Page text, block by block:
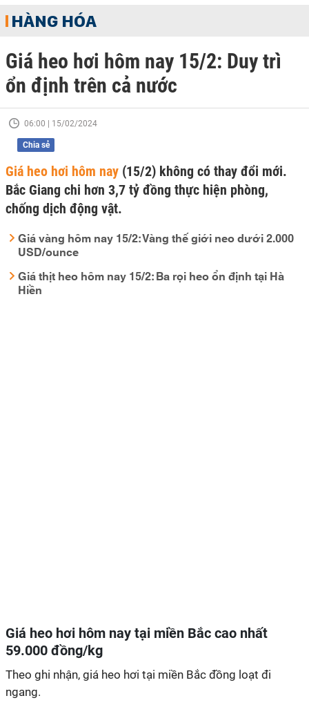
HÀNG HÓA
Giá heo hơi hôm nay 15/2: Duy trì
ổn định trên cả nước
06:00 | 15/02/2024
Chia sẻ
Giá heo hơi hôm nay (15/2) không có thay đổi mới.
Bắc Giang chi hơn 3,7 tỷ đồng thực hiện phòng,
chống dịch động vật.
Giá vàng hôm nay 15/2: Vàng thế giới neo dưới 2.000
USD/ounce
Giá thịt heo hôm nay 15/2: Ba rọi heo ổn định tại Hà
Hiền
Giá heo hơi hôm nay tại miền Bắc cao nhất
59.000 đồng/kg
Theo ghi nhận, giá heo hơi tại miền Bắc đồng loạt đi
ngang.